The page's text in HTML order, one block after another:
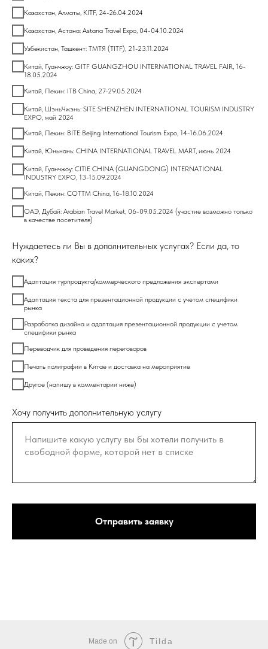
Казахстан, Алматы, KITF, 24-26.04.2024
Казахстан, Астана: Astana Travel Expo, 04-04.10.2024
Узбекистан, Ташкент: ТМТЯ (TITF), 21-23.11.2024
Китай, Гуанчжоу: GITF GUANGZHOU INTERNATIONAL TRAVEL FAIR, 16-
18.05.2024
Китай, Пекин: ITB China, 27-29.05.2024
Китай, ШэньЧжэнь: SITE SHENZHEN INTERNATIONAL TOURISM INDUSTRY
EXPO, май 2024
Китай, Пекин: BITE Beijing International Tourism Expo, 14-16.06.2024
Китай, Юньнань: CHINA INTERNATIONAL TRAVEL MART, июнь 2024
Китай, Гуанчжоу: CITIE CHINA (GUANGDONG) INTERNATIONAL
INDUSTRY EXPO, 13-15.09.2024
Китай, Пекин: COTTM China, 16-18.10.2024
ОАЭ, Дубай: Arabian Travel Market, 06-09.05.2024 (участие возможно только
в качестве посетителя)
Нуждаетесь ли Вы в дополнительных услугах? Если да, то
каких?
Адаптация турпродукта/коммерческого предложения экспертами
Адаптация текста для презентационной продукции с учетом специфики
рынка
Разработка дизайна и адаптация презентационной продукции с учетом
специфики рынка
Переводчик для проведения переговоров
Печать полиграфии в Китае и доставка на мероприятие
Другое (напишу в комментарии ниже)
Хочу получить дополнительную услугу
Отправить заявку
Made on Tilda